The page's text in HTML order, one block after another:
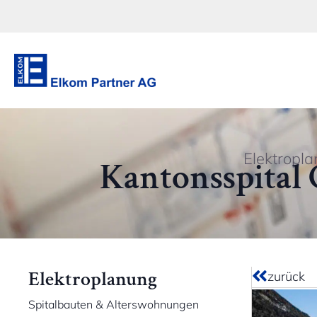
Kantonsspital
Elektroplanung
Spitalbauten & Alterswohnungen
zurück